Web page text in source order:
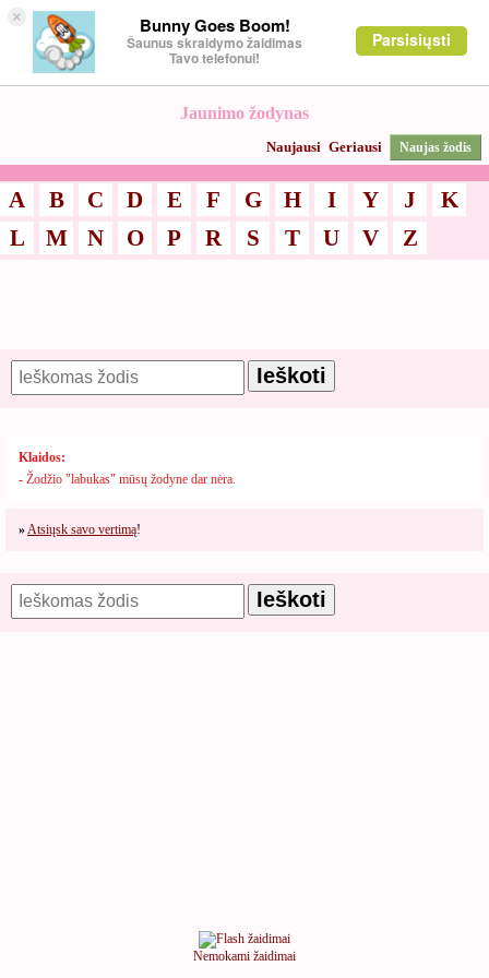
× Bunny Goes Boom!
Šaunus skraidymo žaidimas
Tavo telefonui!
Parsisiųsti
Jaunimo žodynas
Naujausi Geriausi Naujas žodis
A B C D E F G H I Y J
K
L
M N O P R S T U V Z
Klaidos:
- Žodžio "labukas" mūsų žodyne dar nėra.
»Atsiųsk savo vertimą!
Nemokami žaidimai